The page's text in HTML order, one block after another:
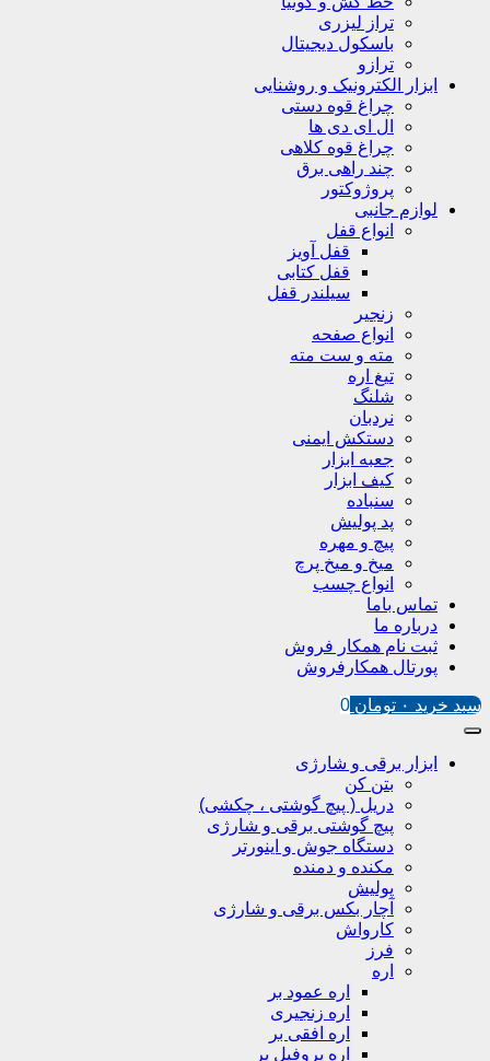
تراز لیزری
باسکول دیجیتال
ترازو
ابزار الکترونیک و روشنایی
چراغ قوه دستی
ال ای دی ها
چراغ قوه کلاهی
چند راهی برق
پروژوکتور
لوازم جانبی
انواع قفل
قفل آویز
قفل کتابی
سیلندر قفل
زنجیر
انواع صفحه
مته و ست مته
تیغ اره
شلنگ
نردبان
دستکش ایمنی
جعبه ابزار
کیف ابزار
سنباده
پد پولیش
پیچ و مهره
میخ و میخ پرچ
انواع چسب
تماس باما
درباره ما
ثبت نام همکار فروش
پورتال همکارفروش
سبد خرید ۰ تومان 0
ابزار برقی و شارژی
بتن کن
دریل ( پیچ گوشتی ، چکشی)
پیچ گوشتی برقی و شارژی
دستگاه جوش و اینورتر
مکنده و دمنده
پولیش
آچار بکس برقی و شارژی
کارواش
فرز
اره
اره عمود بر
اره زنجیری
اره افقی بر
اره پروفیل پر